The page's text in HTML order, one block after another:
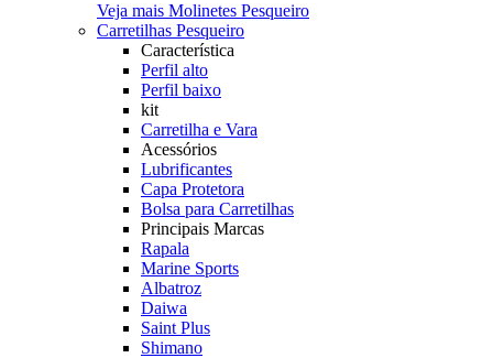
Veja mais Molinetes Pesqueiro
Carretilhas Pesqueiro
Característica
Perfil alto
Perfil baixo
kit
Carretilha e Vara
Acessórios
Lubrificantes
Capa Protetora
Bolsa para Carretilhas
Principais Marcas
Rapala
Marine Sports
Albatroz
Daiwa
Saint Plus
Shimano